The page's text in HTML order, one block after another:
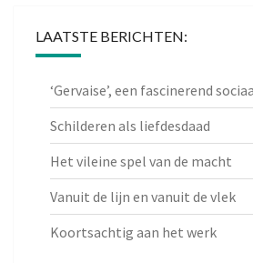
LAATSTE BERICHTEN:
‘Gervaise’, een fascinerend
Schilderen als liefdesdaad
Het vileine spel van de macht
Vanuit de lijn en vanuit de vlek
Koortsachtig aan het werk